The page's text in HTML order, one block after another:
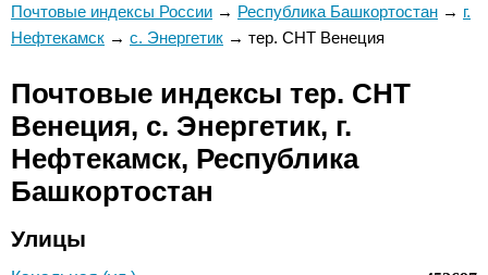
Почтовые индексы России → Республика Башкортостан → г.
Нефтекамск → с. Энергетик → тер. СНТ Венеция
Почтовые индексы тер. СНТ
Венеция, с. Энергетик, г.
Нефтекамск, Республика
Башкортостан
Улицы